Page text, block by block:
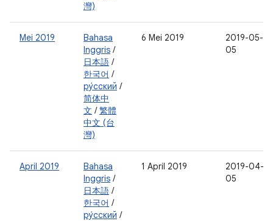
灣)
Mei 2019
Bahasa
Inggris /
日本語 /
한국어 /
ру́сский /
简体中
文 /繁體
中文 (台
灣)
6 Mei 2019
2019-05-
05
April 2019
Bahasa
Inggris /
日本語 /
한국어 /
ру́сский /
1 April 2019
2019-04-
05